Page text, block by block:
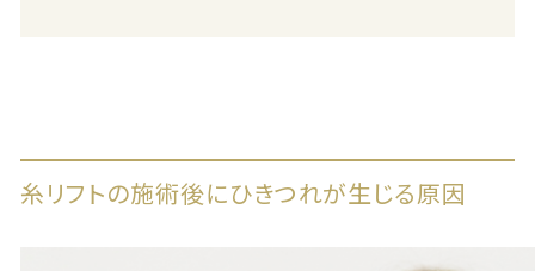
糸リフトの施術後にひきつれが生じる原因